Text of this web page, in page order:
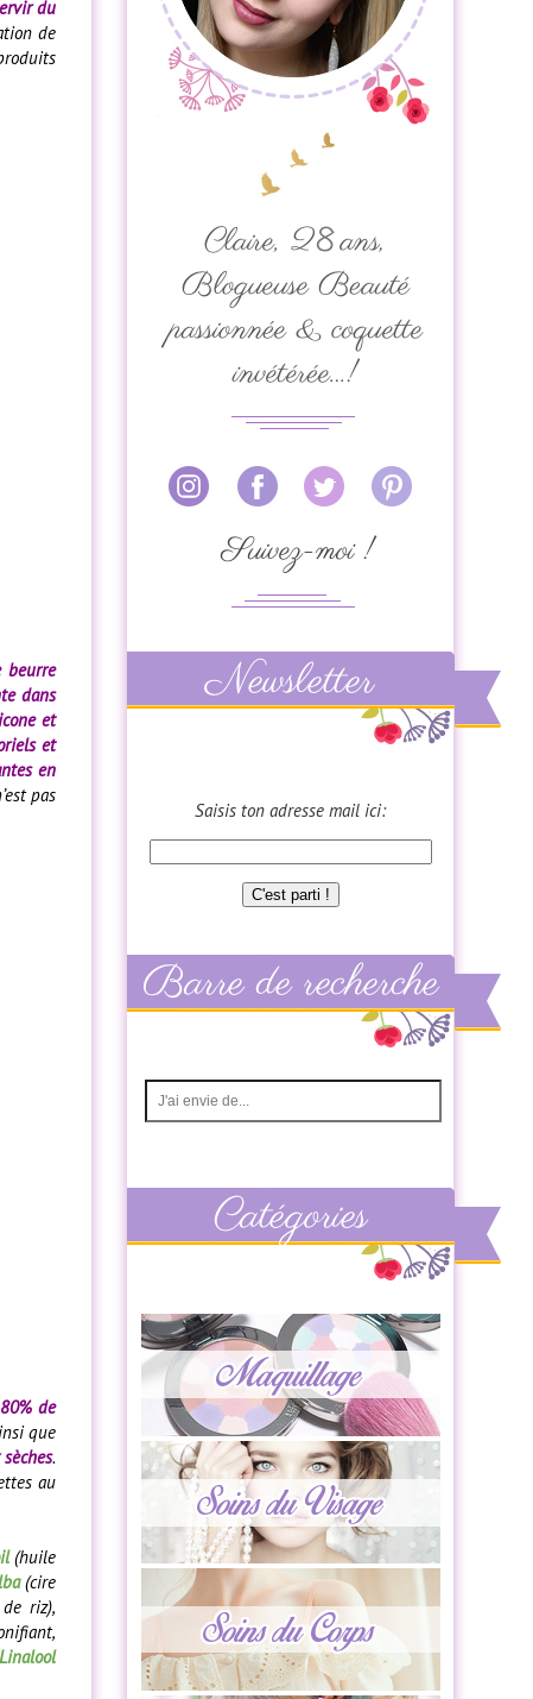
du
de
beurre
dans
et
et
en
pas
80% de
que
.
au
(huile
(cire
riz),
Linalool
Saisis ton adresse mail ici: